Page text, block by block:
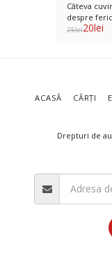
Câteva
despre
Seneca -
25lei20lei
Drepturi de
ACASĂ CĂRȚI